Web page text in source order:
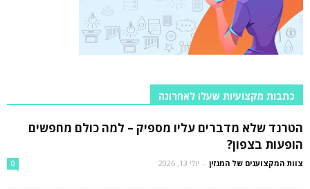
כתבות מקצועיות שעלו לאחרונה
הטרנד שלא מדברים עליו מספיק – למה כולם מחפשים
הופעות בצפון?
צוות המקצוענים של המגזין - יולי 13, 2026 0